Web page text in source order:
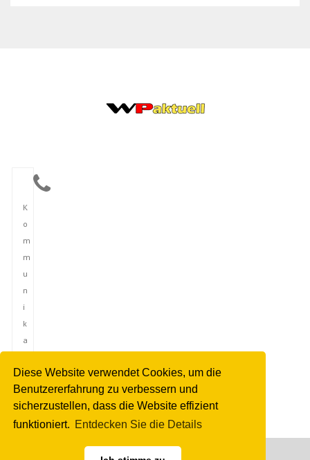
Diese Website verwendet Cookies, um die
Benutzererfahrung zu verbessern und
sicherzustellen, dass die Website effizient
funktioniert. Entdecken Sie die Details
K
o
m
m
u
n
i
k
a
i
o
n